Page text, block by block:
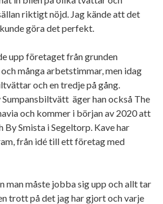
riktigt nöjd. Jag kände att det
göra det perfekt.
upp företaget från grunden
många arbetstimmar, men idag
och en tredje på gång.
Sumpansbiltvätt äger han också The
och kommer i början av 2020 att
By Smista i Segeltorp. Kave har
från idé till ett företag med
måste jobba sig upp och allt tar
trott på det jag har gjort och varje